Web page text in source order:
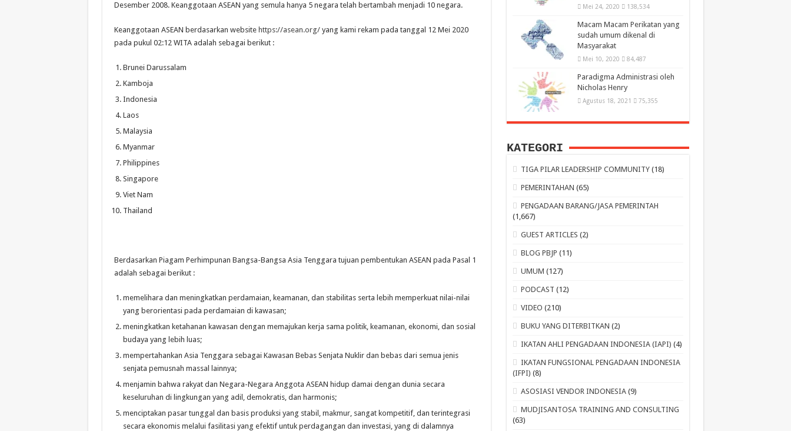
Desember 2008. Keanggotaan ASEAN yang semula hanya 5 negara telah bertambah menjadi 10 negara.
Keanggotaan ASEAN berdasarkan website https://asean.org/yang kami rekam pada tanggal 12 Mei 2020
pada pukul 02:12 WITA adalah sebagai berikut :
Brunei Darussalam
Kamboja
Indonesia
Laos
Malaysia
Myanmar
Philippines
Singapore
Viet Nam
Thailand
Berdasarkan Piagam Perhimpunan Bangsa-Bangsa Asia Tenggara tujuan pembentukan ASEAN pada Pasal 1
adalah sebagai berikut :
memelihara dan meningkatkan perdamaian, keamanan, dan stabilitas serta lebih memperkuat nilai-nilai
yang berorientasi pada perdamaian di kawasan;
meningkatkan ketahanan kawasan dengan memajukan kerja sama politik, keamanan, ekonomi, dan sosial
budaya yang lebih luas;
mempertahankan Asia Tenggara sebagai Kawasan Bebas Senjata Nuklir dan bebas dari semua jenis
senjata pemusnah massal lainnya;
menjamin bahwa rakyat dan Negara-Negara Anggota ASEAN hidup damai dengan dunia secara
keseluruhan di lingkungan yang adil, demokratis, dan harmonis;
menciptakan pasar tunggal dan basis produksi yang stabil, makmur, sangat kompetitif, dan terintegrasi
secara ekonomis melalui fasilitasi yang efektif untuk perdagangan dan investasi, yang di dalamnya
Mei 24, 2020 138,534
Macam Macam Perikatan yang
sudah umum dikenal di
Masyarakat
Mei 10, 2020 84,487
Paradigma Administrasi oleh
Nicholas Henry
Agustus 18, 2021 75,355
KATEGORI
TIGA PILAR LEADERSHIP COMMUNITY (18)
PEMERINTAHAN (65)
PENGADAAN BARANG/JASA PEMERINTAH
(1,667)
GUEST ARTICLES (2)
BLOG PBJP (11)
UMUM (127)
PODCAST (12)
VIDEO (210)
BUKU YANG DITERBITKAN (2)
IKATAN AHLI PENGADAAN INDONESIA (IAPI) (4)
IKATAN FUNGSIONAL PENGADAAN INDONESIA
(IFPI) (8)
ASOSIASI VENDOR INDONESIA (9)
MUDJISANTOSA TRAINING AND CONSULTING
(63)